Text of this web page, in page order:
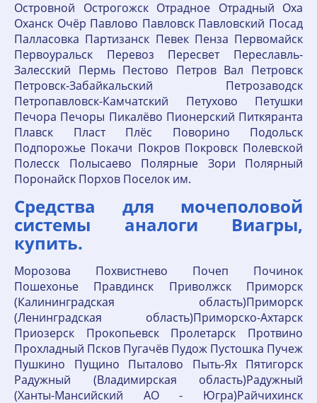
Островной Острогожск Отрадное Отрадный Оха
Оханск Очёр Павлово Павловск Павловский Посад
Палласовка Партизанск Певек Пенза Первомайск
Первоуральск Перевоз Пересвет Переславль-
Залесский Пермь Пестово Петров Вал Петровск
Петровск-Забайкальский Петрозаводск
Петропавловск-Камчатский Петухово Петушки
Печора Печоры Пикалёво Пионерский Питкяранта
Плавск Пласт Плёс Поворино Подольск
Подпорожье Покачи Покров Покровск Полевской
Полесск Полысаево Полярные Зори Полярный
Поронайск Порхов Поселок им.
Средства для мочеполовой
системы аналоги Виагры,
купить.
Морозова Похвистнево Почеп Починок
Пошехонье Правдинск Приволжск Приморск
(Калининградская область)Приморск
(Ленинградская область)Приморско-Ахтарск
Приозерск Прокопьевск Пролетарск Протвино
Прохладный Псков Пугачёв Пудож Пустошка Пучеж
Пушкино Пущино Пыталово Пыть-Ях Пятигорск
Радужный (Владимирская область)Радужный
(Ханты-Мансийский АО - Югра)Райчихинск